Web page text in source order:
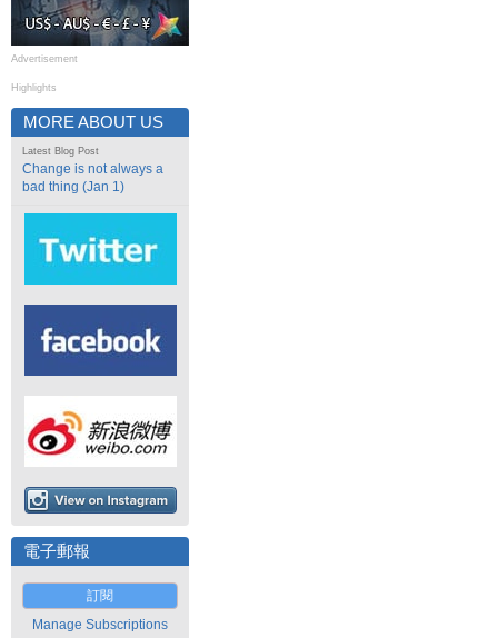
Advertisement
Highlights
MORE ABOUT US
Latest Blog Post
Change is not always a
bad thing (Jan 1)
電子郵報
訂閱
Manage Subscriptions